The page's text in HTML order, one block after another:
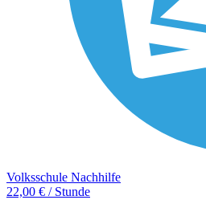
Volksschule Nachhilfe
22,00 € / Stunde